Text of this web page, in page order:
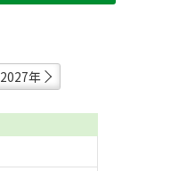
2027年